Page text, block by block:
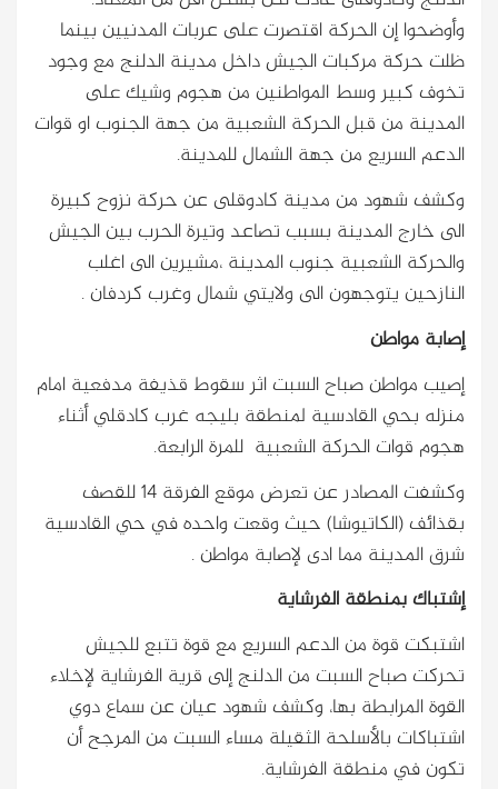
وأوضحوا إن الحركة اقتصرت على عربات المدنيين بينما
ظلت حركة مركبات الجيش داخل مدينة الدلنج مع وجود
تخوف كبير وسط المواطنين من هجوم وشيك على
المدينة من قبل الحركة الشعبية من جهة الجنوب او قوات
الدعم السريع من جهة الشمال للمدينة.
وكشف شهود من مدينة كادوقلى عن حركة نزوح كبيرة
الى خارج المدينة بسبب تصاعد وتيرة الحرب بين الجيش
والحركة الشعبية جنوب المدينة ،مشيرين الى اغلب
النازحين يتوجهون الى ولايتي شمال وغرب كردفان .
إصابة مواطن
إصيب مواطن صباح السبت اثر سقوط قذيفة مدفعية امام
منزله بحي القادسية لمنطقة بليجه غرب كادقلي أثناء
هجوم قوات الحركة الشعبية للمرة الرابعة.
وكشفت المصادر عن تعرض موقع الفرقة 14 للقصف
بقذائف (الكاتيوشا) حيث وقعت واحده في حي القادسية
شرق المدينة مما ادى لإصابة مواطن .
إشتباك بمنطقة الفرشاية
اشتبكت قوة من الدعم السريع مع قوة تتبع للجيش
تحركت صباح السبت من الدلنج إلى قرية الفرشاية لإخلاء
القوة المرابطة بها، وكشف شهود عيان عن سماع دوي
اشتباكات بالأسلحة الثقيلة مساء السبت من المرجح أن
تكون في منطقة الفرشاية.